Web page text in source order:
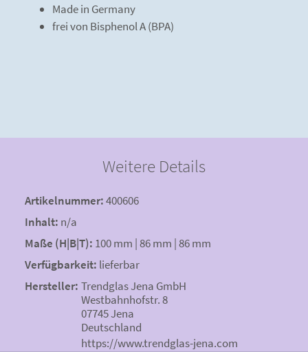
Made in Germany
frei von Bisphenol A (BPA)
Weitere Details
Artikelnummer:400606
Inhalt: n/a
Maße (H|B|T): 100 mm | 86 mm | 86 mm
Verfügbarkeit: lieferbar
Hersteller: Trendglas Jena GmbH
Westbahnhofstr. 8
07745 Jena
Deutschland
https://www.trendglas-jena.com